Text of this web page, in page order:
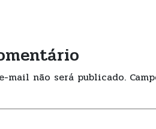
mail não será publicado.